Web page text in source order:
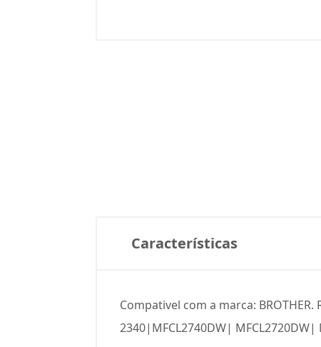
Características
Compativel com a marca:
2340|MFC­L2740DW| MFC­L2720DW|